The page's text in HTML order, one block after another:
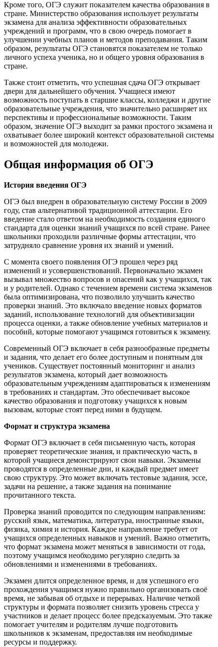
Кроме того, ОГЭ служит показателем качества образования в
стране. Министерство образования использует результаты
экзамена для анализа эффективности образовательных
учреждений и программ, что в свою очередь помогает в
улучшении учебных планов и методов преподавания. Таким
образом, результаты ОГЭ становятся показателем не только
личного успеха ученика, но и общего уровня образования в
стране.
Также стоит отметить, что успешная сдача ОГЭ открывает
двери для дальнейшего обучения. Учащиеся имеют
возможность поступать в старшие классы, колледжи и другие
образовательные учреждения, что значительно расширяет их
перспективы и профессиональные возможности. Таким
образом, значение ОГЭ выходит за рамки простого экзамена и
охватывает более широкий контекст образовательной системы
и возможностей для молодежи.
Общая информация об ОГЭ
История введения ОГЭ
ОГЭ был внедрен в образовательную систему России в 2009
году, став альтернативой традиционной аттестации. Его
введение стало ответом на необходимость создания единого
стандарта для оценки знаний учащихся по всей стране. Ранее
школьники проходили различные формы аттестации, что
затрудняло сравнение уровня их знаний и умений.
С момента своего появления ОГЭ прошел через ряд
изменений и усовершенствований. Первоначально экзамен
вызывал множество вопросов и опасений как у учащихся, так
и у родителей. Однако с течением времени система экзаменов
была оптимизирована, что позволило улучшить качество
проверки знаний. Это включало введение новых форматов
заданий, использование технологий для объективизации
процесса оценки, а также обновление учебных материалов и
пособий, которые помогают учащимся готовиться к экзамену.
Современный ОГЭ включает в себя разнообразные предметы
и задания, что делает его более доступным и понятным для
учеников. Существует постоянный мониторинг и анализ
результатов экзамена, который дает возможность
образовательным учреждениям адаптироваться к изменениям
в требованиях и стандартам. Это обеспечивает высокое
качество образования и подготовку учащихся к новым
вызовам, которые стоят перед ними в будущем.
Формат и структура экзамена
Формат ОГЭ включает в себя письменную часть, которая
проверяет теоретические знания, и практическую часть, в
которой учащиеся демонстрируют свои навыки. Экзамены
проводятся в определенные дни, и каждый предмет имеет
свою структуру. Это может включать тестовые задания, эссе,
задачи на решение, а также задания на понимание
прочитанного текста.
Проверка знаний проводится по следующим направлениям:
русский язык, математика, литература, иностранные языки,
физика, химия и история. Каждое направление требует от
учащихся определенных навыков и умений. Важно отметить,
что формат экзамена может меняться в зависимости от года,
поэтому учащимся необходимо регулярно следить за
обновлениями и изменениями в требованиях.
Экзамен длится определенное время, и для успешного его
прохождения учащимся нужно правильно организовать своё
время, не забывая об отдыхе и перерывах. Наличие четкой
структуры и формата позволяет снизить уровень стресса у
участников и делает процесс более предсказуемым. Это также
помогает учителям и родителям лучше подготовить
школьников к экзаменам, предоставляя им необходимые
ресурсы и поддержку.